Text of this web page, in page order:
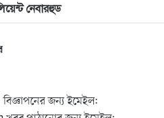
আদালত থাকবে না: স্বরাষ্ট্রমন্ত্রী
দেওয়া না হলে সেটা জাতির
প্রাইমারিতে জয়ী আবদুল আল-
নেবারহুড
জন্য ইমেইল: